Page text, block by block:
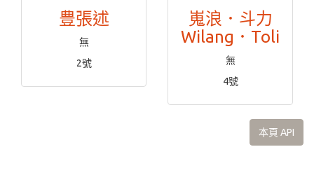
豊張述
無
2號
嵬浪．斗力
Wilang．Toli
無
4號
本頁 API